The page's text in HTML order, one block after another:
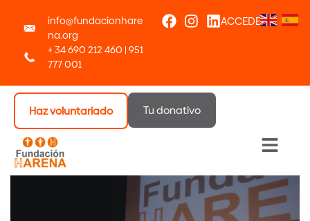
info@fundacionhare
na.org
+ 34 690 212 460 | 951
777 001
ACCEDER
Haz voluntariado Tu donativo
Menú